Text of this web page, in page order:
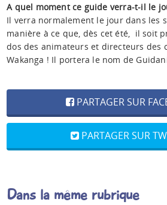
A quel moment ce guide verra-t-il le
Il verra normalement le jour dans les
manière à ce que, dès cet été, il soit
dos des animateurs et directeurs des
Wakanga ! Il portera le nom de
PARTAGER SUR
PARTAGER SUR
Dans la même rubrique